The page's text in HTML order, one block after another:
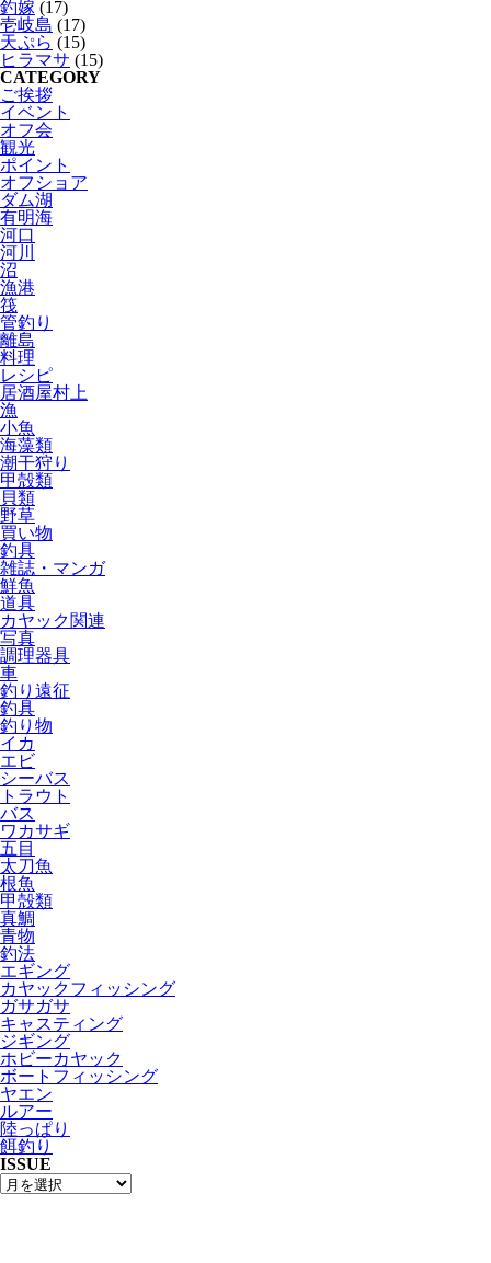
釣嫁 (17)
壱岐島 (17)
天ぷら (15)
ヒラマサ (15)
CATEGORY
ご挨拶
イベント
オフ会
観光
ポイント
オフショア
ダム湖
有明海
河口
河川
沼
漁港
筏
管釣り
離島
料理
レシピ
居酒屋村上
漁
小魚
海藻類
潮干狩り
甲殻類
貝類
野草
買い物
釣具
雑誌・マンガ
鮮魚
道具
カヤック関連
写真
調理器具
車
釣り遠征
釣具
釣り物
イカ
エビ
シーバス
トラウト
バス
ワカサギ
五目
太刀魚
根魚
甲殻類
真鯛
青物
釣法
エギング
カヤックフィッシング
ガサガサ
キャスティング
ジギング
ホビーカヤック
ボートフィッシング
ヤエン
ルアー
陸っぱり
餌釣り
ISSUE